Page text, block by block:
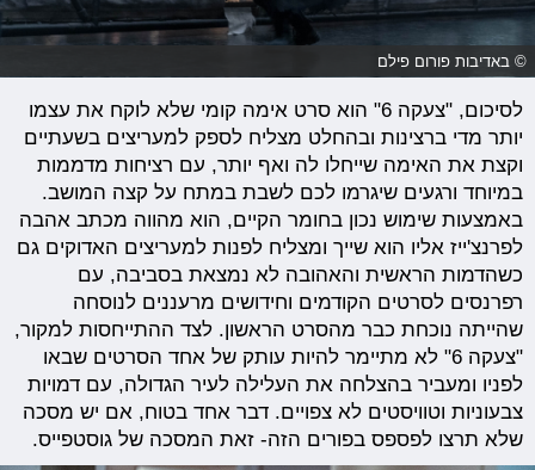
© באדיבות פורום פילם
לסיכום, "צעקה 6" הוא סרט אימה קומי שלא לוקח את עצמו
יותר מדי ברצינות ובהחלט מצליח לספק למעריצים בשעתיים
וקצת את האימה שייחלו לה ואף יותר, עם רציחות מדממות
במיוחד ורגעים שיגרמו לכם לשבת במתח על קצה המושב.
באמצעות שימוש נכון בחומר הקיים, הוא מהווה מכתב אהבה
לפרנצ'ייז אליו הוא שייך ומצליח לפנות למעריצים האדוקים גם
כשהדמות הראשית והאהובה לא נמצאת בסביבה, עם
רפרנסים לסרטים הקודמים וחידושים מרעננים לנוסחה
שהייתה נוכחת כבר מהסרט הראשון. לצד ההתייחסות למקור,
"צעקה 6" לא מתיימר להיות עותק של אחד הסרטים שבאו
לפניו ומעביר בהצלחה את העלילה לעיר הגדולה, עם דמויות
צבעוניות וטוויסטים לא צפויים. דבר אחד בטוח, אם יש מסכה
שלא תרצו לפספס בפורים הזה- זאת המסכה של גוסטפייס.